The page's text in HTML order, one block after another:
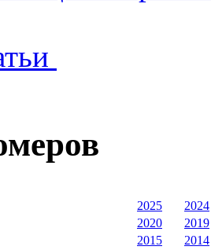
2025
2024
2020
2019
2015
2014